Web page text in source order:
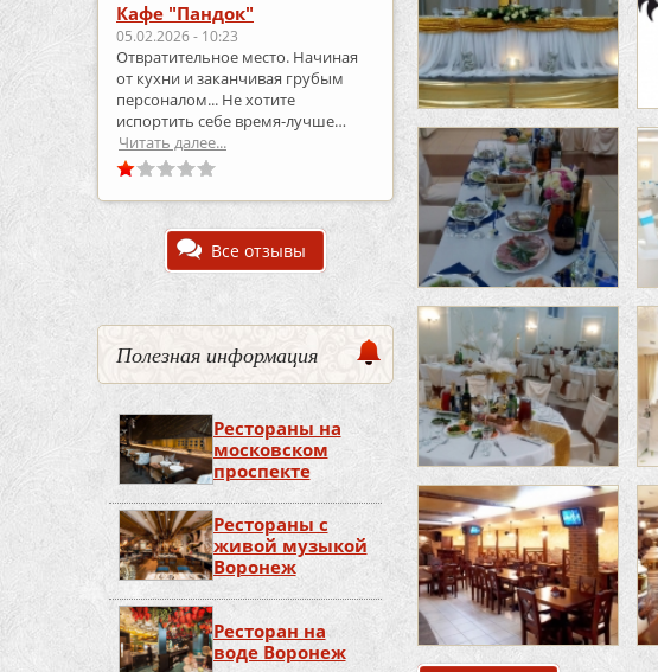
Кафе "Пандок"
05.02.2026 - 10:23
Отвратительное место. Начиная
от кухни и заканчивая грубым
персоналом... Не хотите
испортить себе время-лучше
выберите что-то другое..
Читать далее...
Все отзывы
Полезная информация
Рестораны на
московском
проспекте
Рестораны с
живой музыкой
Воронеж
Ресторан на
воде Воронеж